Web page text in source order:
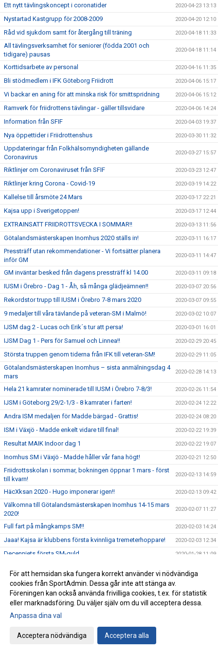
Ett nytt tävlingskoncept i coronatider 2020-04-23 13:13
Nystartad Kastgrupp för 2008-2009 2020-04-20 12:10
Råd vid sjukdom samt för återgång till träning 2020-04-18 11:33
All tävlingsverksamhet för seniorer (födda 2001 och
tidigare) pausas
2020-04-18 11:14
Korttidsarbete av personal 2020-04-16 11:35
Bli stödmedlem i IFK Göteborg Friidrott 2020-04-06 15:17
Vi backar en aning för att minska risk för smittspridning 2020-04-06 15:12
Ramverk för friidrottens tävlingar - gäller tillsvidare 2020-04-06 14:24
Information från SFIF 2020-04-03 19:37
Nya öppettider i Friidrottenshus 2020-03-30 11:32
Uppdateringar från Folkhälsomyndigheten gällande
Coronavirus
2020-03-27 15:57
Riktlinjer om Coronaviruset från SFIF 2020-03-23 12:47
Riktlinjer kring Corona - Covid-19 2020-03-19 14:22
Kallelse till årsmöte 24 Mars 2020-03-17 22:21
Kajsa upp i Sverigetoppen! 2020-03-17 12:44
EXTRAINSATT FRIIDROTTSVECKA I SOMMAR!! 2020-03-13 11:56
Götalandsmästerskapen Inomhus 2020 ställs in! 2020-03-11 16:17
Pressträff utan rekommendationer - Vi fortsätter planera
inför GM
2020-03-11 14:47
GM inväntar besked från dagens pressträff kl 14.00 2020-03-11 09:18
IUSM i Örebro - Dag 1 - Åh, så många glädjeämnen!! 2020-03-07 20:56
Rekordstor trupp till IUSM i Örebro 7-8 mars 2020 2020-03-07 09:55
9 medaljer till våra tävlande på veteran-SM i Malmö! 2020-03-02 10:07
IJSM dag 2 - Lucas och Erik´s tur att persa! 2020-03-01 16:01
IJSM Dag 1 - Pers för Samuel och Linnea!! 2020-02-29 20:45
Största truppen genom tiderna från IFK till veteran-SM! 2020-02-29 11:05
Götalandsmästerskapen Inomhus – sista anmälningsdag 4
mars
2020-02-28 14:13
Hela 21 kamrater nominerade till IUSM i Örebro 7-8/3! 2020-02-26 11:54
IJSM i Göteborg 29/2-1/3 - 8 kamrater i farten! 2020-02-24 12:22
Andra ISM medaljen för Madde bärgad - Grattis! 2020-02-24 08:20
ISM i Växjö - Madde enkelt vidare till final! 2020-02-22 19:39
Resultat MAIK Indoor dag 1 2020-02-22 19:07
Inomhus SM i Växjö - Madde håller vår fana högt! 2020-02-21 12:50
Friidrottsskolan i sommar, bokningen öppnar 1 mars - först
till kvarn!
2020-02-13 14:59
HäcXksan 2020 - Hugo imponerar igen!! 2020-02-13 09:42
Välkomna till Götalandsmästerskapen Inomhus 14-15 mars
2020!
2020-02-07 11:27
Full fart på mångkamps SM!! 2020-02-03 14:24
Jaaa! Kajsa är klubbens första kvinnliga tremeterhoppare! 2020-02-03 12:34
Decenniets första SM-guld... 2020-01-28 11:09
Lindås Athletics - Framtidens friidrottare har presenterat
sig!
2020-01-27 08:04
Tidsprogram och PM - Lindås Athletics 2020 2020-01-23 09:42
Fantastiskt fina prestationer av IFK på Quality Hotel Games
Cafét i Friidrottens Hus öppnar onsdagar
Välkomna till Lindås Athletics-anmälan är öppen!
För att hemsidan ska fungera korrekt använder vi nödvändiga
cookies från SportAdmin. Dessa går inte att stänga av.
Föreningen kan också använda frivilliga cookies, t.ex. för statistik
eller marknadsföring. Du väljer själv om du vill acceptera dessa.
Anpassa dina val
Acceptera nödvändiga Acceptera alla